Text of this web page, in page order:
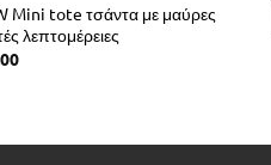
Mini tote τσάντα με μαύρες
λεπτομέρειες